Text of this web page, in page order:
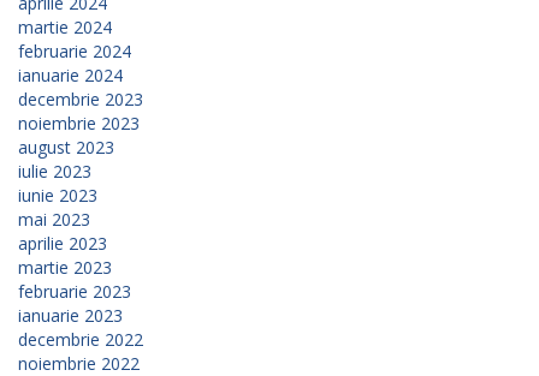
martie 2024
februarie 2024
ianuarie 2024
decembrie 2023
noiembrie 2023
august 2023
iulie 2023
iunie 2023
mai 2023
aprilie 2023
martie 2023
februarie 2023
ianuarie 2023
decembrie 2022
noiembrie 2022